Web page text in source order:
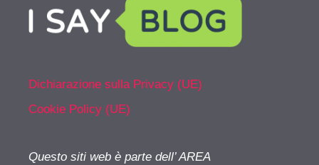
Dichiarazione sulla Privacy (UE)
Cookie Policy (UE)
Questo siti web è parte dell’ AREA